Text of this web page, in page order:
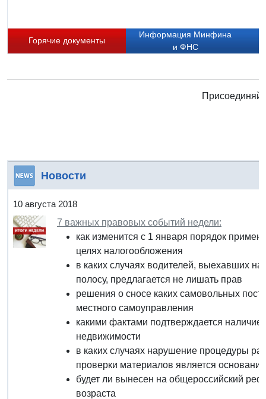
Горячие документы
Информация Минфина
и ФНС
Новости
10 августа 2018
7 важных правовых событий недели:
как изменится с 1 января порядок
целях налогообложения
в каких случаях водителей, выехавших
полосу, предлагается не лишать прав
решения о сносе каких самовольных
местного самоуправления
какими фактами подтверждается
недвижимости
в каких случаях нарушение процедуры
проверки материалов является
будет ли вынесен на общероссийский
возраста